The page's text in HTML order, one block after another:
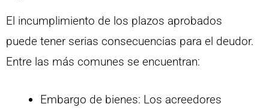
El incumplimiento de los plazos aprobados
puede tener serias consecuencias para el deudor.
Entre las más comunes se encuentran:
Embargo de bienes: Los acreedores